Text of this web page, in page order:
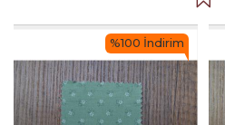
%100 İndirim